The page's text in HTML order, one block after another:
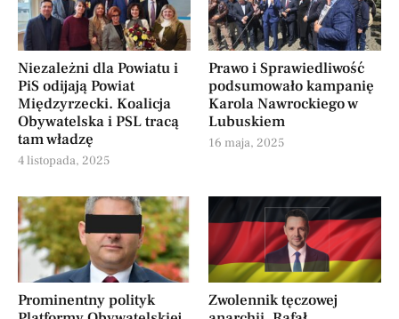
Niezależni dla Powiatu i
PiS odijają Powiat
Międzyrzecki. Koalicja
Obywatelska i PSL tracą
tam władzę
4 listopada, 2025
Prawo i Sprawiedliwość
podsumowało kampanię
Karola Nawrockiego w
Lubuskiem
16 maja, 2025
Prominentny polityk
Zwolennik tęczowej